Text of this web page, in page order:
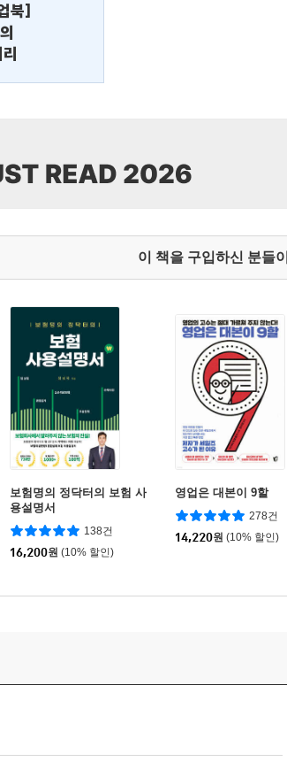
북]
이 책을 구입하신 분들이
보험명의 정닥터의 보험 사
용설명서
138건
16,200원 (10% 할인)
영업은 대본이 9할
278건
14,220원 (10% 할인)